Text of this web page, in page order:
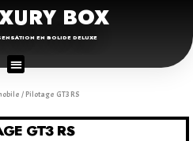
BOX
EN BOLIDE DELUXE
/ Pilotage GT3 RS
GT3 RS